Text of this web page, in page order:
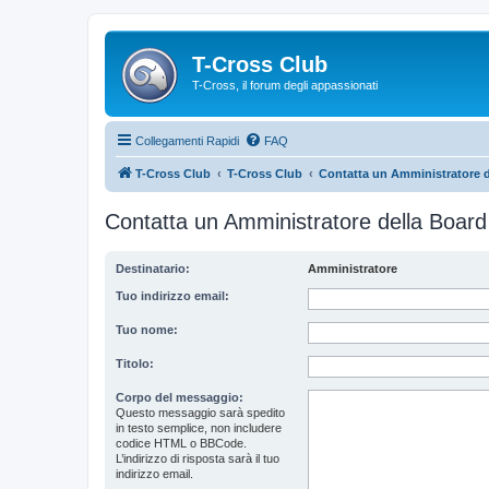
T-Cross Club
T-Cross, il forum degli appassionati
Collegamenti Rapidi FAQ
T-Cross Club T-Cross Club Contatta un Amministratore
Contatta un Amministratore della Board
Destinatario: Amministratore
Tuo indirizzo email:
Tuo nome:
Titolo:
Corpo del messaggio:
Questo messaggio sarà spedito
in testo semplice, non includere
codice HTML o BBCode.
L’indirizzo di risposta sarà il tuo
indirizzo email.